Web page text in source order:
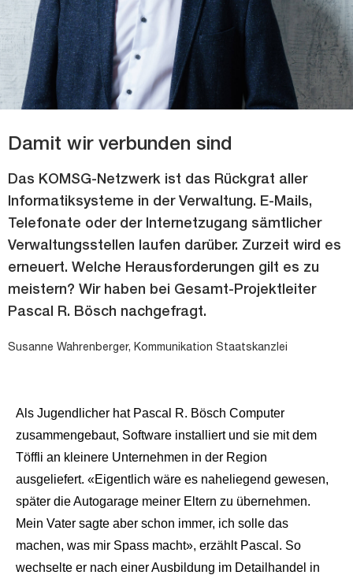
Damit wir verbunden sind
Das KOMSG-Netzwerk ist das Rückgrat aller
Informatiksysteme in der Verwaltung. E-Mails,
Telefonate oder der Internetzugang sämtlicher
Verwaltungsstellen laufen darüber. Zurzeit wird es
erneuert. Welche Herausforderungen gilt es zu
meistern? Wir haben bei Gesamt-Projektleiter
Pascal R. Bösch nachgefragt.
Susanne Wahrenberger, Kommunikation Staatskanzlei
Als Jugendlicher hat Pascal R. Bösch Computer
zusammengebaut, Software installiert und sie mit dem
Töffli an kleinere Unternehmen in der Region
ausgeliefert. «Eigentlich wäre es naheliegend gewesen,
später die Autogarage meiner Eltern zu übernehmen.
Mein Vater sagte aber schon immer, ich solle das
machen, was mir Spass macht», erzählt Pascal. So
wechselte er nach einer Ausbildung im Detailhandel in